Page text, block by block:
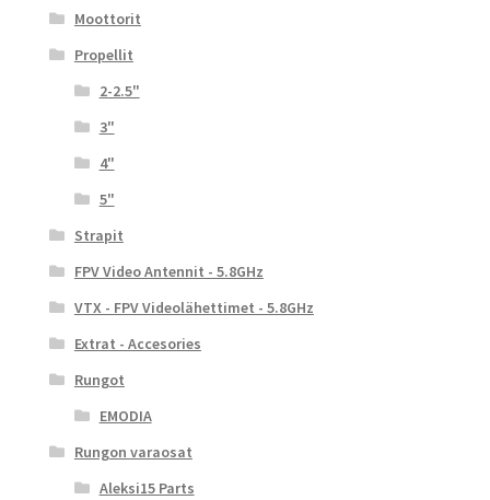
Moottorit
Propellit
2-2.5"
3"
4"
5"
Strapit
FPV Video Antennit - 5.8GHz
VTX - FPV Videolähettimet - 5.8GHz
Extrat - Accesories
Rungot
EMODIA
Rungon varaosat
Aleksi15 Parts